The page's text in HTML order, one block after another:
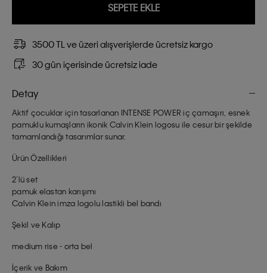
SEPETE EKLE
3500 TL ve üzeri alışverişlerde ücretsiz kargo
30 gün içerisinde ücretsiz iade
Detay
Aktif çocuklar için tasarlanan INTENSE POWER iç çamaşırı, esnek
pamuklu kumaşların ikonik Calvin Klein logosu ile cesur bir şekilde
tamamlandığı tasarımlar sunar.
Ürün Özellikleri
2’lü set
pamuk elastan karışımı
Calvin Klein imza logolu lastikli bel bandı
Şekil ve Kalıp
medium rise - orta bel
İçerik ve Bakım